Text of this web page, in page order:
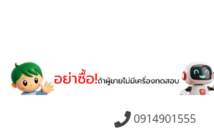
0914901555